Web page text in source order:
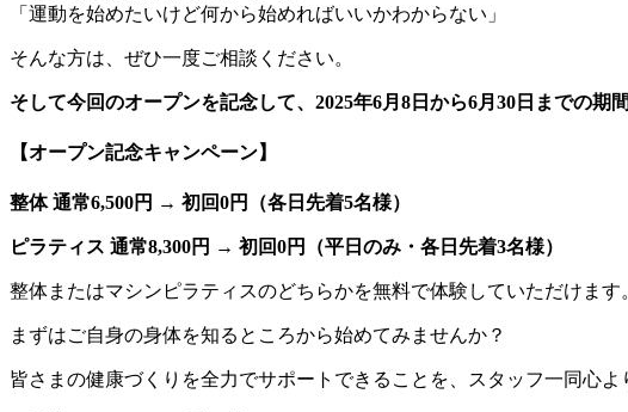
「運動を始めたいけど何から始めればいいかわからない」
そんな方は、ぜひ一度ご相談ください。
そして今回のオープンを記念して、2025年6月8日から6月30日までの
【オープン記念キャンペーン】
整体 通常6,500円 → 初回0円（各日先着5名様）
ピラティス 通常8,300円 → 初回0円（平日のみ・各日先着3名様）
整体またはマシンピラティスのどちらかを無料で体験していただけます
まずはご自身の身体を知るところから始めてみませんか？
皆さまの健康づくりを全力でサポートできることを、スタッフ一同心よ